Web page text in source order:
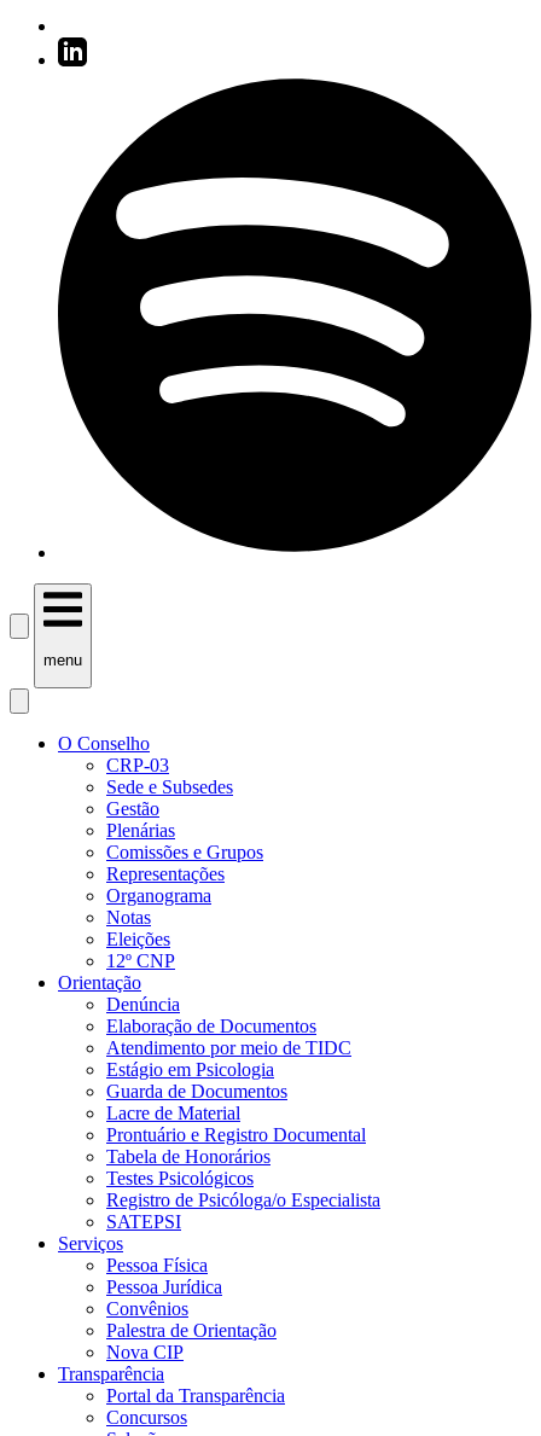
menu
O Conselho
CRP-03
Sede e Subsedes
Gestão
Plenárias
Comissões e Grupos
Representações
Organograma
Notas
Eleições
12º CNP
Orientação
Denúncia
Elaboração de Documentos
Atendimento por meio de TIDC
Estágio em Psicologia
Guarda de Documentos
Lacre de Material
Prontuário e Registro Documental
Tabela de Honorários
Testes Psicológicos
Registro de Psicóloga/o Especialista
SATEPSI
Serviços
Pessoa Física
Pessoa Jurídica
Convênios
Palestra de Orientação
Nova CIP
Transparência
Portal da Transparência
Concursos